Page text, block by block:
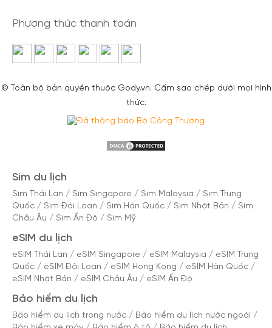
Phương thức thanh toán
© Toàn bộ bản quyền thuộc Gody.vn. Cấm sao chép dưới mọi hình
thức.
Sim du lịch
Sim Thái Lan / Sim Singapore / Sim Malaysia / Sim Trung
Quốc / Sim Đài Loan / Sim Hàn Quốc / Sim Nhật Bản / Sim
Châu Âu / Sim Ấn Độ / Sim Mỹ
eSIM du lịch
eSIM Thái Lan / eSIM Singapore / eSIM Malaysia / eSIM Trung
Quốc / eSIM Đài Loan / eSIM Hong Kong / eSIM Hàn Quốc /
eSIM Nhật Bản / eSIM Châu Âu / eSIM Ấn Độ
Bảo hiểm du lịch
Bảo hiểm du lịch trong nước / Bảo hiểm du lịch nước ngoài /